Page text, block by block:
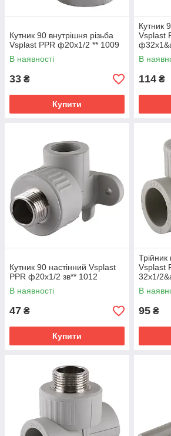
Кутник 90 внутрішня різьба
Vsplast PPR ф20х1/2 ** 1009
В наявності
33 ₴
Купити
Кутник
Vsplast
В
114 ₴
Кутник 90 настінний Vsplast
PPR ф20х1/2 зв** 1012
В наявності
47 ₴
Купити
Трійник
Vsplast
32х1/
В
95 ₴